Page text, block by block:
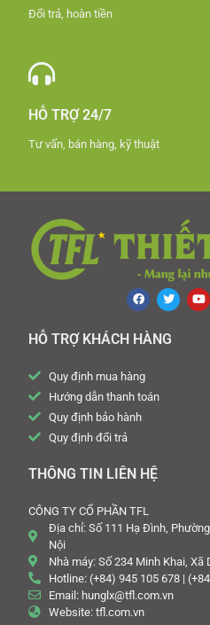
Đổi trả, hoàn tiền
HỖ TRỢ 24/7
Tư vấn, bán hàng, kỹ thuật
HỖ TRỢ KHÁCH HÀNG
Quy định mua hàng
Hướng dẫn thanh toán
Quy định bảo hành
Quy định đổi trả
THÔNG TIN LIÊN HỆ
CÔNG TY CỔ PHẦN TFL
Địa chỉ: Số 111 Hạ Đình,
Nội
Nhà máy: Số 234 Minh Khai, Xã
Hotline: (+84) 945 105 678 |
Email: hunglx@tfl.com.vn
Website: tfl.com.vn